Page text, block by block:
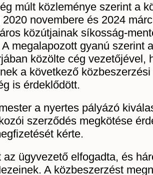
múlt közleménye szerint a
novembere és 2024
közútjainak síkosság-
megalapozott gyanú szerint
közölte cég vezetőjével,
a következő
is érdeklődött.
a nyertes pályázó
szerződés megkötése
kérte.
az ügyvezető elfogadta, és
A közbeszerzést